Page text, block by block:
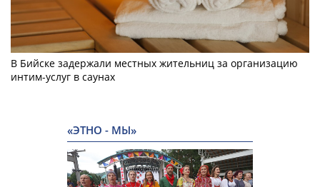
В Бийске задержали местных жительниц за организацию
интим-услуг в саунах
«ЭТНО - МЫ»